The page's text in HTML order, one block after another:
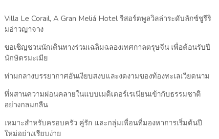
Villa Le Corail, A Gran Meliá Hotel รีสอร์ตพูลวิลล่าระดับลักซ์ชูรีริ
มอ่าวญาจาง
ขอเชิญชวนนักเดินทางร่วมเฉลิมฉลองเทศกาลตรุษจีน เพื่อต้อนรับปี
นักษัตรมะเมีย
ท่ามกลางบรรยากาศอันเงียบสงบและงดงามของท้องทะเลเวียดนาม
ที่ผสานความผ่อนคลายในแบบเมดิเตอร์เรเนียนเข้ากับธรรมชาติ
อย่างกลมกลืน
เหมาะสำหรับครอบครัว คู่รัก และกลุ่มเพื่อนที่มองหาการเริ่มต้นปี
ใหม่อย่างเรียบง่าย